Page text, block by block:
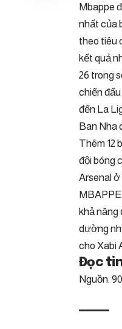
Mbappe
nhất của
theo tiêu
kết quả
26 trong
chiến
đến La
Ban Nha
Thêm 12
đội bóng
Arsenal
khả năng
dường
cho Xabi
Đọc
Nguồn: